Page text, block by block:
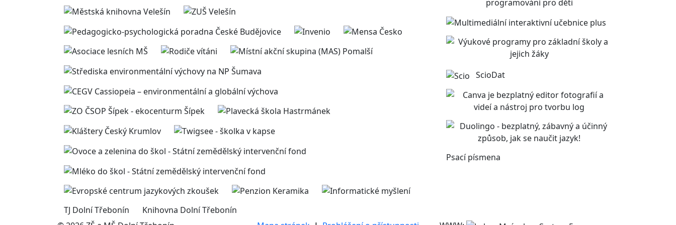
TJ Dolní Třebonín Knihovna Dolní Třebonín
ScioDat
Psací písmena